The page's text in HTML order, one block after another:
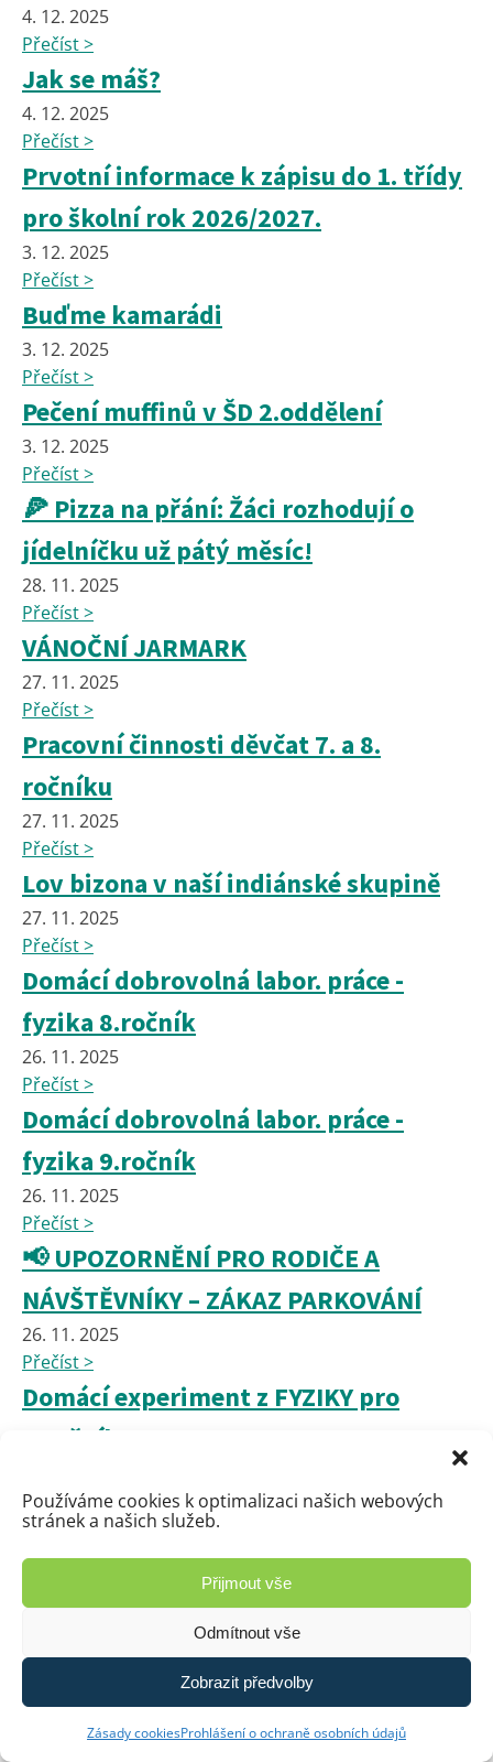
Používáme cookies k optimalizaci našich webových
stránek a našich služeb.
Přijmout vše
Odmítnout vše
Zobrazit předvolby
Zásady cookiesProhlášení o ochraně osobních údajů
4. 12. 2025
Přečíst >
Jak se máš?
4. 12. 2025
Přečíst >
Prvotní informace k zápisu do 1. třídy
pro školní rok 2026/2027.
3. 12. 2025
Přečíst >
Buďme kamarádi
3. 12. 2025
Přečíst >
Pečení muffinů v ŠD 2.oddělení
3. 12. 2025
Přečíst >
🍕 Pizza na přání: Žáci rozhodují o
jídelníčku už pátý měsíc!
28. 11. 2025
Přečíst >
VÁNOČNÍ JARMARK
27. 11. 2025
Přečíst >
Pracovní činnosti děvčat 7. a 8.
ročníku
27. 11. 2025
Přečíst >
Lov bizona v naší indiánské skupině
27. 11. 2025
Přečíst >
Domácí dobrovolná labor. práce -
fyzika 8.ročník
26. 11. 2025
Přečíst >
Domácí dobrovolná labor. práce -
fyzika 9.ročník
26. 11. 2025
Přečíst >
📢 UPOZORNĚNÍ PRO RODIČE A
NÁVŠTĚVNÍKY – ZÁKAZ PARKOVÁNÍ
26. 11. 2025
Přečíst >
Domácí experiment z FYZIKY pro
7.ročník
Přečíst >
Vánoční stromeček radosti a domeček
24. 11. 2025
Výchova ke zdraví 7.A
23. 11. 2025
Přečíst >